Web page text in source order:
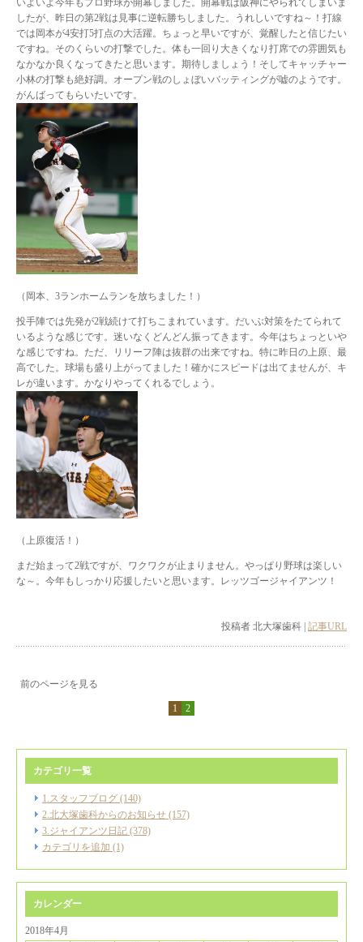
いよいよ今年もプロ野球が開幕しました。開幕戦は阪神にやられてしまいま
したが、昨日の第2戦は見事に逆転勝ちしました。うれしいですね～！打線
では岡本が4安打5打点の大活躍。ちょっと早いですが、覚醒したと信じたい
ですね。そのくらいの打撃でした。体も一回り大きくなり打席での雰囲気も
なかなか良くなってきたと思います。期待しましょう！そしてキャッチャー
小林の打撃も絶好調。オープン戦のしょぼいバッティングが嘘のようです。
がんばってもらいたいです。
（岡本、3ランホームランを放ちました！）
投手陣では先発が2戦続けて打ちこまれています。だいぶ対策をたてられて
いるような感じです。迷いなくどんどん振ってきます。今年はちょっといや
な感じですね。ただ、リリーフ陣は抜群の出来ですね。特に昨日の上原、最
高でした。球場も盛り上がってました！確かにスピードは出てませんが、キ
レが違います。かなりやってくれるでしょう。
（上原復活！）
まだ始まって2戦ですが、ワクワクが止まりません。やっぱり野球は楽しい
な～。今年もしっかり応援したいと思います。レッツゴージャイアンツ！
投稿者 北大塚歯科 | 記事URL
前のページを見る
1 2
カテゴリ一覧
1.スタッフブログ (140)
2.北大塚歯科からのお知らせ (157)
3.ジャイアンツ日記 (378)
カテゴリを追加 (1)
カレンダー
2018年4月